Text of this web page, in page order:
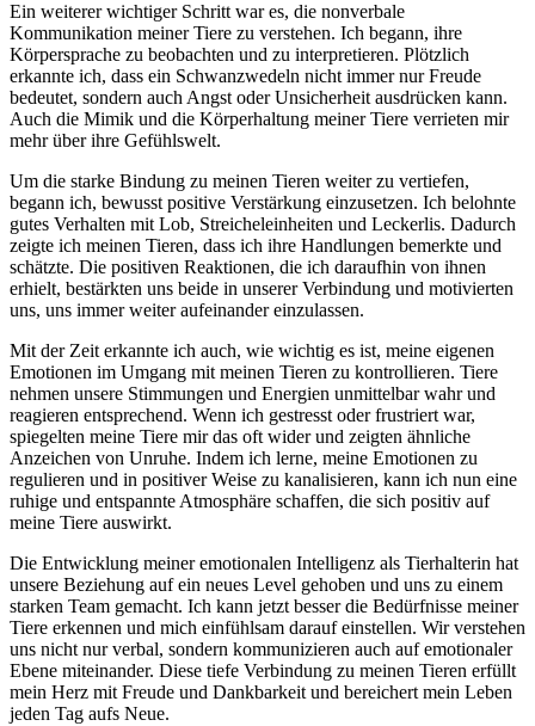
Ein ‍weiterer wichtiger Schritt war ⁣es, die nonverbale
Kommunikation meiner‌ Tiere zu verstehen. Ich⁣ begann, ihre
Körpersprache zu beobachten ‌und ⁣zu ​interpretieren. ​Plötzlich
erkannte ich, dass ein Schwanzwedeln nicht immer nur Freude
bedeutet, sondern auch⁤ Angst oder⁣ Unsicherheit ausdrücken kann.
Auch ⁤die Mimik und die Körperhaltung meiner Tiere verrieten ‍mir
mehr über ihre Gefühlswelt.
Um die starke Bindung zu ‍meinen ‌Tieren weiter zu vertiefen,
begann ich,⁤ bewusst⁣ positive Verstärkung einzusetzen. Ich belohnte
‍gutes ⁣Verhalten mit Lob, Streicheleinheiten und Leckerlis. Dadurch
zeigte ich meinen ⁣Tieren, dass ich ihre‌ Handlungen bemerkte und
schätzte. Die⁤ positiven‌ Reaktionen, ⁤die ich daraufhin von ihnen
erhielt, bestärkten uns beide⁢ in unserer Verbindung und motivierten
uns, uns immer⁣ weiter ‌aufeinander einzulassen.
Mit der Zeit ​erkannte ich⁤ auch, wie wichtig es ist, meine eigenen
Emotionen im Umgang mit ⁣meinen ⁢Tieren zu kontrollieren. ⁣Tiere
nehmen unsere Stimmungen ‍und Energien unmittelbar wahr und
reagieren ⁢entsprechend. Wenn ich gestresst oder frustriert war,
spiegelten meine Tiere ‌mir das oft ⁤wider und zeigten ähnliche
Anzeichen von Unruhe. Indem ich lerne, meine Emotionen zu
regulieren und in positiver Weise zu‍ kanalisieren, ‌kann ich nun⁣ eine
ruhige ⁣und entspannte Atmosphäre schaffen,⁣ die sich positiv auf
meine‍ Tiere auswirkt.
Die Entwicklung meiner emotionalen Intelligenz als Tierhalterin‌ hat
unsere ⁣Beziehung ‍auf⁤ ein neues Level gehoben und uns zu einem
starken Team gemacht. Ich kann jetzt besser die Bedürfnisse meiner
Tiere erkennen und mich ‌einfühlsam ⁢darauf einstellen. Wir verstehen
uns nicht ⁤nur‌ verbal, ⁣sondern kommunizieren auch auf emotionaler
‌Ebene miteinander. Diese tiefe Verbindung zu meinen Tieren erfüllt
mein‌ Herz mit Freude und Dankbarkeit und‍ bereichert mein Leben
jeden Tag aufs Neue.